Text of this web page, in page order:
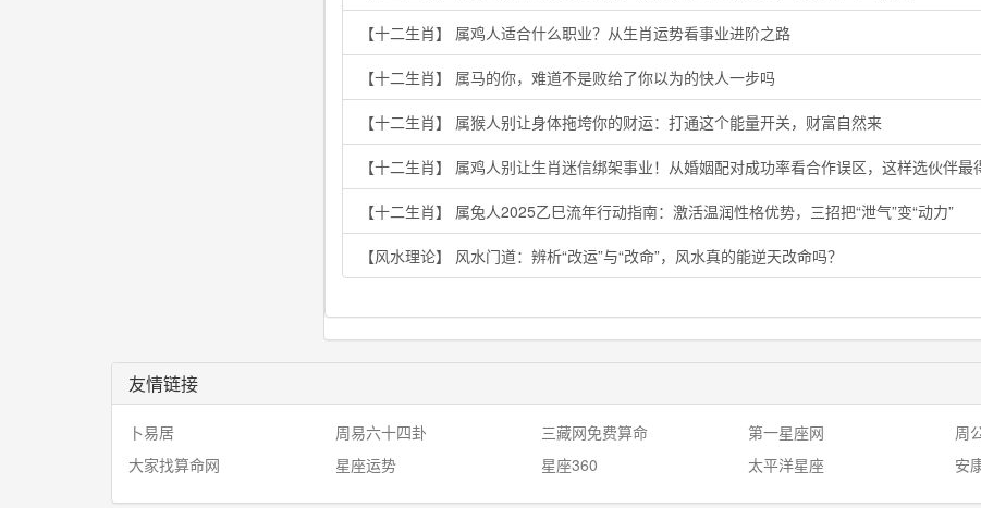
【十二生肖】 属鸡人适合什么职业？从生肖运势看事业进阶之路
【十二生肖】 属马的你，难道不是败给了你以为的快人一步吗
【十二生肖】 属猴人别让身体拖垮你的财运：打通这个能量开关，财富自然来
【十二生肖】 属鸡人别让生肖迷信绑架事业！从婚姻配对成功率看合作误区，这样选伙伴最
【十二生肖】 属兔人2025乙巳流年行动指南：激活温润性格优势，三招把“泄气”变“动力”
【风水理论】 风水门道：辨析“改运”与“改命”，风水真的能逆天改命吗？
友情链接
卜易居 周易六十四卦 三藏网免费算命 第一星座网 周
大家找算命网
星座运势 星座360 太平洋星座 安